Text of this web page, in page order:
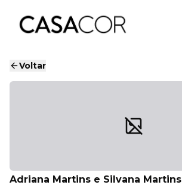
Voltar
Adriana Martins e Silvana Martins